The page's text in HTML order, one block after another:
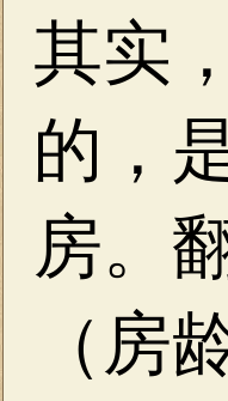
其实
的，
房。
（房